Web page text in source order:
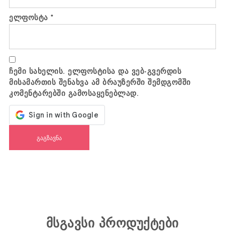
ელფოსტა*
ჩემი სახელის. ელფოსტისა და ვებ-გვერდის
მისამართის შენახვა ამ ბრაუზერში შემდგომში
კომენტარებში გამოსაყენებლად.
მსგავსი პროდუქტები